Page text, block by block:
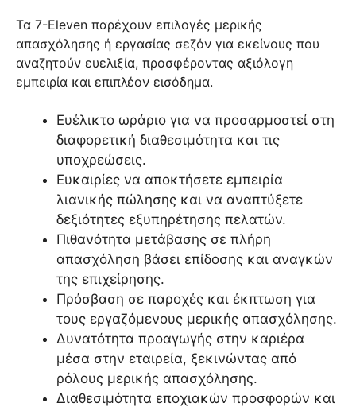
Τα 7-Eleven παρέχουν επιλογές μερικής
απασχόλησης ή εργασίας σεζόν για εκείνους που
αναζητούν ευελιξία, προσφέροντας αξιόλογη
εμπειρία και επιπλέον εισόδημα.
Ευέλικτο ωράριο για να προσαρμοστεί στη
διαφορετική διαθεσιμότητα και τις
υποχρεώσεις.
Ευκαιρίες να αποκτήσετε εμπειρία
λιανικής πώλησης και να αναπτύξετε
δεξιότητες εξυπηρέτησης πελατών.
Πιθανότητα μετάβασης σε πλήρη
απασχόληση βάσει επίδοσης και αναγκών
της επιχείρησης.
Πρόσβαση σε παροχές και έκπτωση για
τους εργαζόμενους μερικής απασχόλησης.
Δυνατότητα προαγωγής στην καριέρα
μέσα στην εταιρεία, ξεκινώντας από
ρόλους μερικής απασχόλησης.
Διαθεσιμότητα εποχιακών προσφορών και